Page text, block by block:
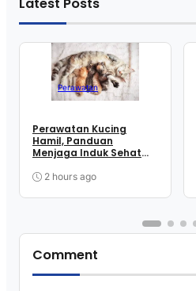
Perawatan
Perawatan Kucing
Hamil, Panduan
Menjaga Induk Sehat
2 hours ago
Comment